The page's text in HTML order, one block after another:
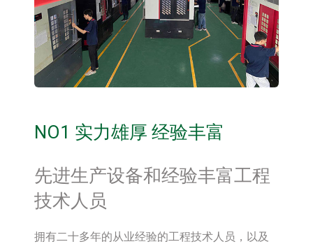
NO1 实力雄厚 经验丰富
先进生产设备和经验丰富工程
技术人员
拥有二十多年的从业经验的工程技术人员，以及